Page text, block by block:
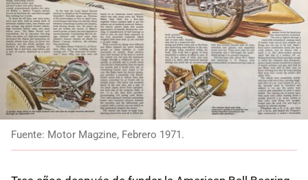
Fuente: Motor Magzine, Febrero 1971.